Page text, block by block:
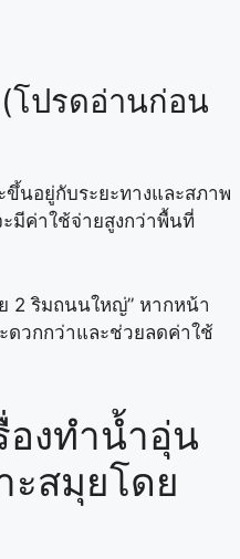
โปรดอ่านก่อน
นอยู่กับระยะทางและสภาพ
มีค่าใช้จ่ายสูงกว่าพื้นที่
2 ริมถนนใหญ่” หากหน้า
ดวกกว่าและช่วยลดค่าใช้
องทำน้ำอุ่น
ะสมุยโดย